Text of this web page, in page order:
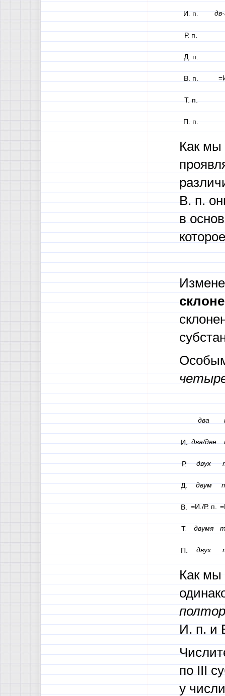
И. п.
Р. п.
Д. п.
В. п.
Т. п.
П. п.
Как мы
В. п.
в
два
И. два/две
Р. двух
Д. двум
В. =И./Р. п.
Т. двумя
П. двух
Как мы
И. п. и
по III
у